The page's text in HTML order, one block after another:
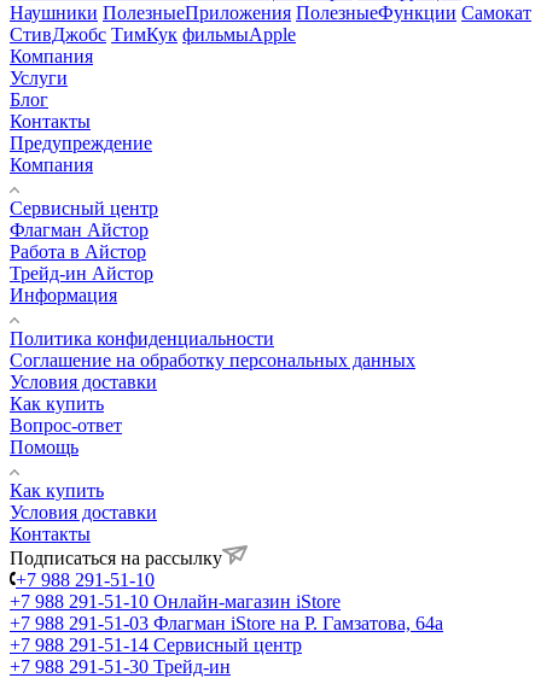
Наушники ПолезныеПриложения ПолезныеФункции Самокат
СтивДжобс ТимКук фильмыApple
Компания
Услуги
Блог
Контакты
Предупреждение
Компания
Сервисный центр
Флагман Айстор
Работа в Айстор
Трейд-ин Айстор
Информация
Политика конфиденциальности
Соглашение на обработку персональных данных
Условия доставки
Как купить
Вопрос-ответ
Помощь
Как купить
Условия доставки
Контакты
Подписаться на рассылку
+7 988 291-51-10
+7 988 291-51-10 Онлайн-магазин iStore
+7 988 291-51-03 Флагман iStore на Р. Гамзатова, 64а
+7 988 291-51-14 Сервисный центр
+7 988 291-51-30 Трейд-ин